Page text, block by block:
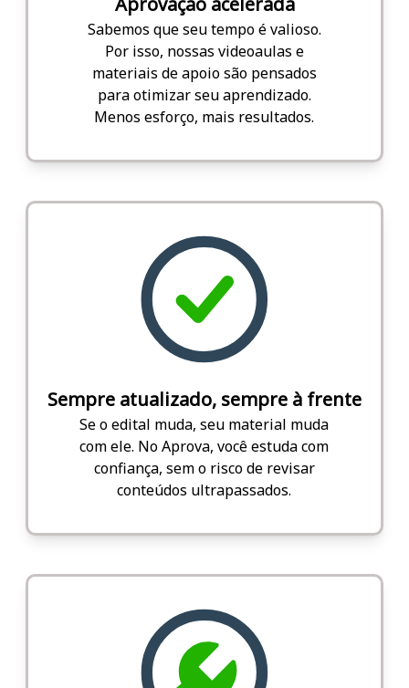
Sabemos que seu tempo é valioso.
Por isso, nossas videoaulas e
materiais de apoio são pensados
para otimizar seu aprendizado.
Menos esforço, mais resultados.
Sempre atualizado, sempre à frente
Se o edital muda, seu material muda
com ele. No Aprova, você estuda com
confiança, sem o risco de revisar
conteúdos ultrapassados.